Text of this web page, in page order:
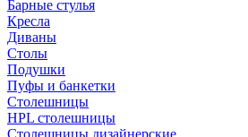
Барные стулья
Кресла
Диваны
Столы
Подушки
Пуфы и банкетки
Столешницы
HPL столешницы
Столешницы дизайнерские